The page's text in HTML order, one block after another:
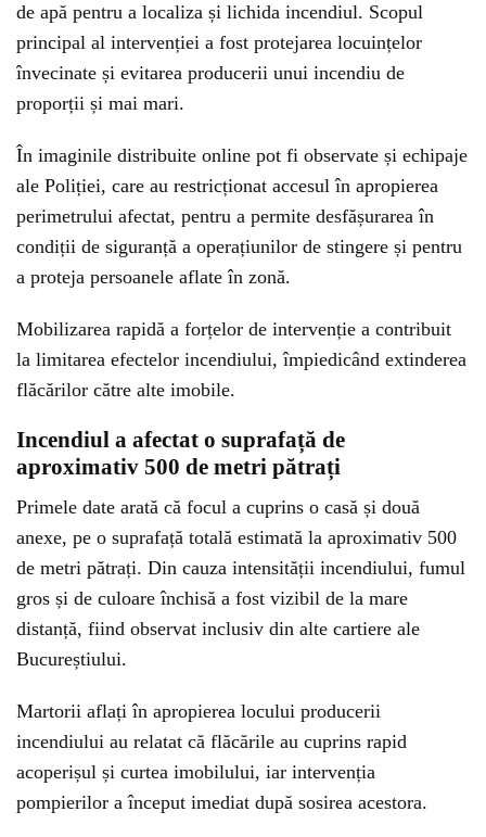
de apă pentru a localiza și lichida incendiul. Scopul
principal al intervenției a fost protejarea locuințelor
învecinate și evitarea producerii unui incendiu de
proporții și mai mari.
În imaginile distribuite online pot fi observate și echipaje
ale Poliției, care au restricționat accesul în apropierea
perimetrului afectat, pentru a permite desfășurarea în
condiții de siguranță a operațiunilor de stingere și pentru
a proteja persoanele aflate în zonă.
Mobilizarea rapidă a forțelor de intervenție a contribuit
la limitarea efectelor incendiului, împiedicând extinderea
flăcărilor către alte imobile.
Incendiul a afectat o suprafață de
aproximativ 500 de metri pătrați
Primele date arată că focul a cuprins o casă și două
anexe, pe o suprafață totală estimată la aproximativ 500
de metri pătrați. Din cauza intensității incendiului, fumul
gros și de culoare închisă a fost vizibil de la mare
distanță, fiind observat inclusiv din alte cartiere ale
Bucureștiului.
Martorii aflați în apropierea locului producerii
incendiului au relatat că flăcările au cuprins rapid
acoperișul și curtea imobilului, iar intervenția
pompierilor a început imediat după sosirea acestora.